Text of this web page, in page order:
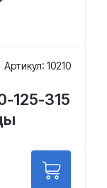
Артикул: 10210
125-315